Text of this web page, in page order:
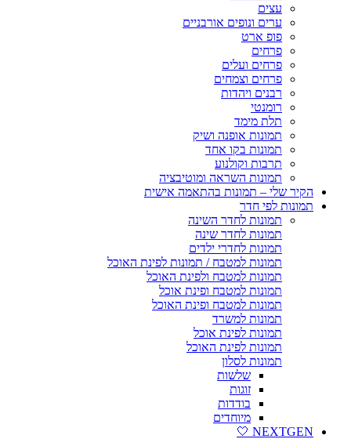
עצים
ערים ונופים אורבניים
פופ ארט
פרחים
פרחים ועלים
פרחים וצמחים
רבנים ויהדות
רומנטי
תלת מימד
תמונות אופנה ושיק
תמונות בקו אחד
תרבות וקולנוע
תמונות השראה ומוטיבציה
הקיר שלי – תמונות בהתאמה אישית
תמונות לפי חדר
תמונות לחדר השינה
תמונות לחדר שינה
תמונות לחדרי ילדים
תמונות למטבח / תמונות לפינת האוכל
תמונות למטבח ולפינת האוכל
תמונות למטבח ופינת אוכל
תמונות למטבח ופינת האוכל
תמונות למשרד
תמונות לפינת אוכל
תמונות לפינת האוכל
תמונות לסלון
שלשות
זוגות
בודדות
מיוחדים
NEXTGEN 🤍